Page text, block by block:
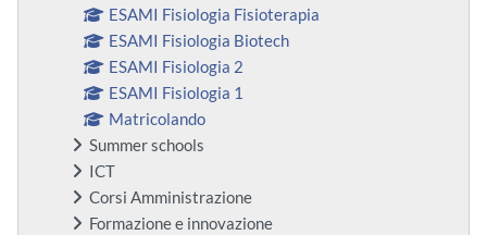
ESAMI Fisiologia Fisioterapia
ESAMI Fisiologia Biotech
ESAMI Fisiologia 2
ESAMI Fisiologia 1
Matricolando
Summer schools
ICT
Corsi Amministrazione
Formazione e innovazione